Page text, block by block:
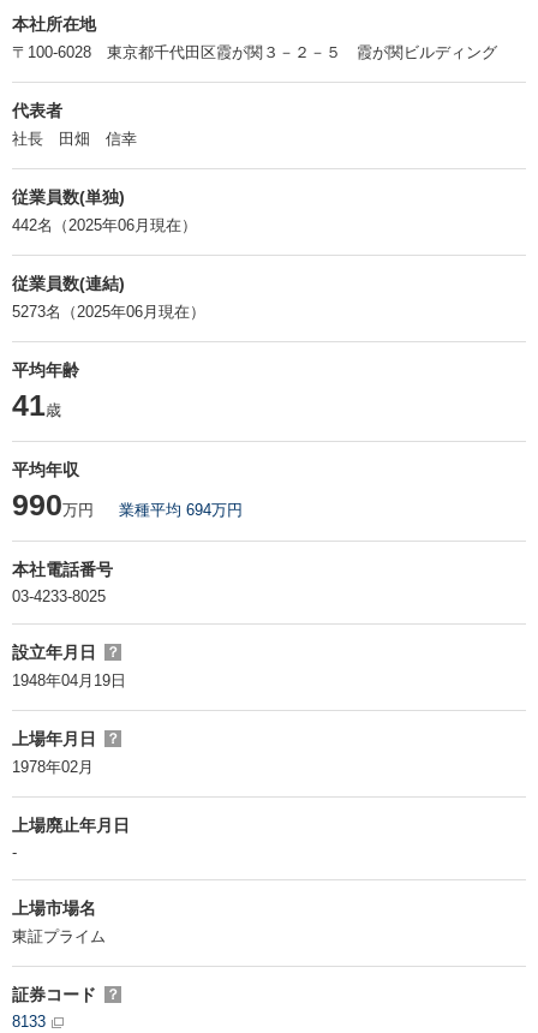
本社所在地
〒100-6028 東京都千代田区霞が関３－２－５ 霞が関ビルディング
代表者
社長 田畑 信幸
従業員数(単独)
442名（2025年06月現在）
従業員数(連結)
5273名（2025年06月現在）
平均年齢
41歳
平均年収
990万円 業種平均 694万円
本社電話番号
03-4233-8025
設立年月日 ？
1948年04月19日
上場年月日 ？
1978年02月
上場廃止年月日
-
上場市場名
東証プライム
証券コード ？
8133